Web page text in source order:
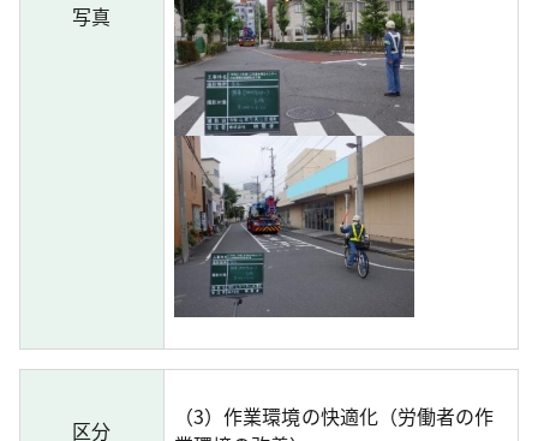
写真
区分
（3）作業環境の快適化（労働者の作